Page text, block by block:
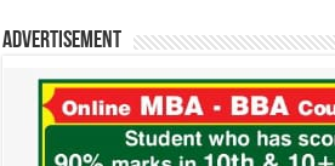
Advertisement